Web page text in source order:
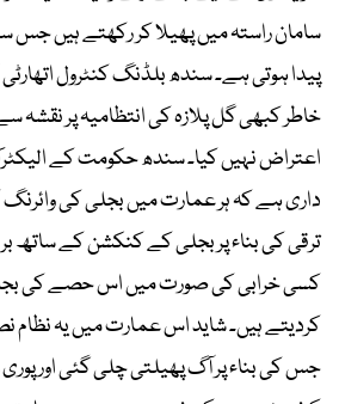
سامان راستہ میں پھیلا کر رکھتے ہیں جس
پیدا ہوتی ہے۔ سندھ بلڈنگ کنٹرول
خاطر کبھی گل پلازہ کی انتظامیہ پر نقشہ
اعتراض نہیں کیا۔ سندھ حکومت کے
داری ہے کہ ہر عمارت میں بجلی کی
ترقی کی بناء پر بجلی کے کنکشن کے ساتھ
کسی خرابی کی صورت میں اس حصے کی
کردیتے ہیں۔ شاید اس عمارت میں یہ نظام
جس کی بناء پر آگ پھیلتی چلی گئی اور